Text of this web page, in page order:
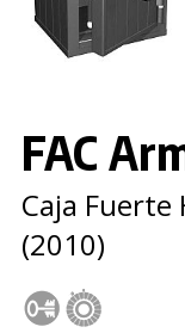
FAC
Caja Fuerte
(2010)